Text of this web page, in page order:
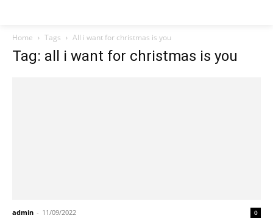
Home Tags All i want for christmas is you
Tag: all i want for christmas is you
admin - 11/09/2022 0